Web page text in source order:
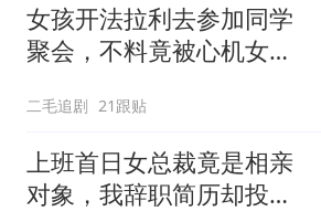
女孩开法拉利去参加同学
聚会，不料竟被心机女冒
二毛追剧 21跟贴
上班首日女总裁竟是相亲
对象，我辞职简历却投到